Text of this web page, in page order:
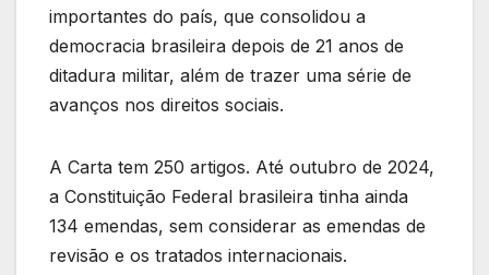
importantes do país, que consolidou a
democracia brasileira depois de 21 anos de
ditadura militar, além de trazer uma série de
avanços nos direitos sociais.
A Carta tem 250 artigos. Até outubro de 2024,
a Constituição Federal brasileira tinha ainda
134 emendas, sem considerar as emendas de
revisão e os tratados internacionais.